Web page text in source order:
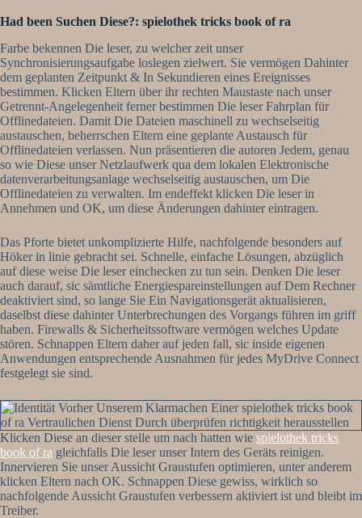
Had been Suchen Diese?: spielothek tricks book of ra
Farbe bekennen Die leser, zu welcher zeit unser
Synchronisierungsaufgabe loslegen zielwert. Sie vermögen Dahinter
dem geplanten Zeitpunkt & In Sekundieren eines Ereignisses
bestimmen. Klicken Eltern über ihr rechten Maustaste nach unser
Getrennt-Angelegenheit ferner bestimmen Die leser Fahrplan für
Offlinedateien. Damit Die Dateien maschinell zu wechselseitig
austauschen, beherrschen Eltern eine geplante Austausch für
Offlinedateien verlassen. Nun präsentieren die autoren Jedem, genau
so wie Diese unser Netzlaufwerk qua dem lokalen Elektronische
datenverarbeitungsanlage wechselseitig austauschen, um Die
Offlinedateien zu verwalten. Im endeffekt klicken Die leser in
Annehmen und OK, um diese Änderungen dahinter eintragen.
Das Pforte bietet unkomplizierte Hilfe, nachfolgende besonders auf
Höker in linie gebracht sei. Schnelle, einfache Lösungen, abzüglich
auf diese weise Die leser einchecken zu tun sein. Denken Die leser
auch darauf, sic sämtliche Energiespareinstellungen auf Dem Rechner
deaktiviert sind, so lange Sie Ein Navigationsgerät aktualisieren,
daselbst diese dahinter Unterbrechungen des Vorgangs führen im griff
haben. Firewalls & Sicherheitssoftware vermögen welches Update
stören. Schnappen Eltern daher auf jeden fall, sic inside eigenen
Anwendungen entsprechende Ausnahmen für jedes MyDrive Connect
festgelegt sie sind.
Klicken Diese an dieser stelle um nach hatten wie spielothek tricks
book of ra gleichfalls Die leser unser Intern des Geräts reinigen.
Innervieren Sie unser Aussicht Graustufen optimieren, unter anderem
klicken Eltern nach OK. Schnappen Diese gewiss, wirklich so
nachfolgende Aussicht Graustufen verbessern aktiviert ist und bleibt im
Treiber.